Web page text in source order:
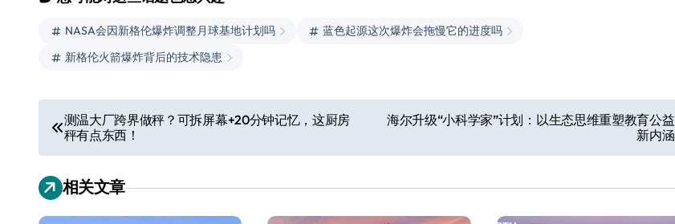
NASA会因新格伦爆炸调整月球基地计划吗
蓝色起源这次爆炸会拖慢它的进度吗
新格伦火箭爆炸背后的技术隐患
文
章
导
航
测温大厂跨界做秤？可拆屏幕+20分钟记忆，这厨房
秤有点东西！
海尔升级“小科学家”计划：以生态思维重塑教育公益
新内涵
相关文章
从电视一哥到声学霸主，
TCL用一套‘完整体系’砸
开了回音壁的顶级牌桌
7 月 27, 2026
追觅清洁电器全球累计出
货量破4000万台，技术